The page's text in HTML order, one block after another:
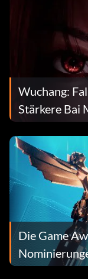
Wuchang:
Stärkere Bai
Die Game
bekannt,